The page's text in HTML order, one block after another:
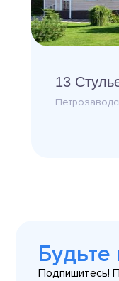
13
Будьте
Подпишитесь!